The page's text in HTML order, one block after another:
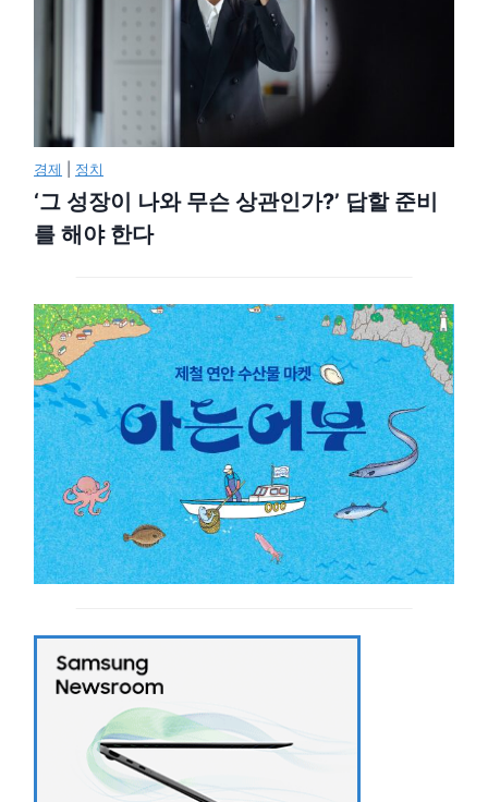
경제 정치
‘그 성장이 나와 무슨 상관인가?’ 답할 준비
를 해야 한다